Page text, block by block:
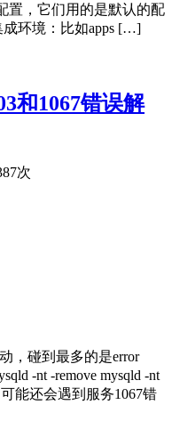
置，它们用的是默认的配
成环境：比如apps […]
和1067错误解
次
，碰到最多的是error
-nt -remove mysqld -nt
可能还会遇到服务1067错